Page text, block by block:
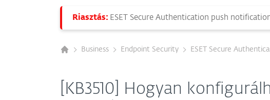
Riasztás: ESET Secure Authentication push
Business Endpoint Security ESET Secure
[KB3510] Hogyan